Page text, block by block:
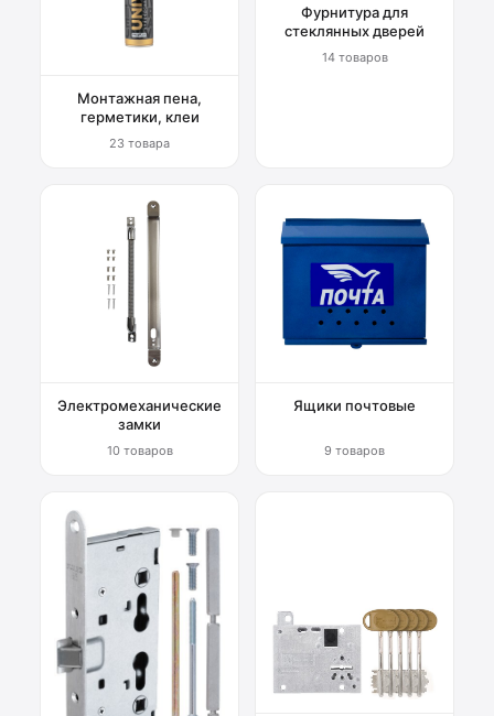
Монтажная пена,
герметики, клеи
23 товара
Фурнитура для
стеклянных дверей
14 товаров
Электромеханические
замки
10 товаров
Ящики почтовые
9 товаров